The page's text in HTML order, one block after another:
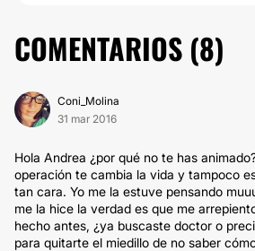
COMENTARIOS (8)
Coni_Molina
31 mar 2016
Hola Andrea ¿por qué no te has
operación te cambia la vida y tampoco
tan cara. Yo me la estuve pensando
me la hice la verdad es que me
hecho antes, ¿ya buscaste doctor o
para quitarte el miedillo de no saber